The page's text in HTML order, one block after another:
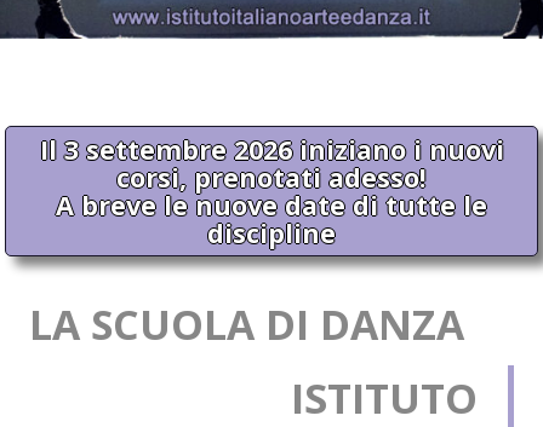
Il 3 settembre 2026 iniziano i nuovi
corsi, prenotati adesso!
A breve le nuove date di tutte le
discipline
LA SCUOLA DI DANZA
ISTITUTO